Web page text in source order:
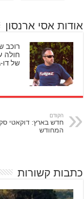
אודות אסי ארנסון
רוכב
חולה
של דו-
הקודם
חדש בארץ: דוקאטי
המחודש
כתבות קשורות